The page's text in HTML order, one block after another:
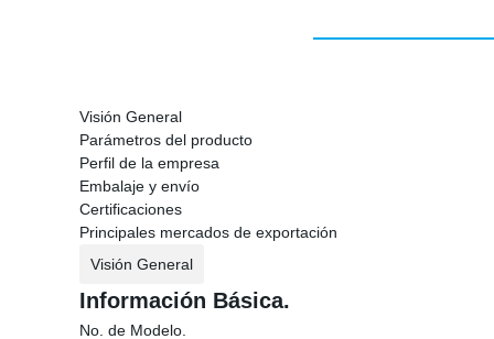
Visión General
Parámetros del producto
Perfil de la empresa
Embalaje y envío
Certificaciones
Principales mercados de exportación
Visión General
Información Básica.
No. de Modelo.